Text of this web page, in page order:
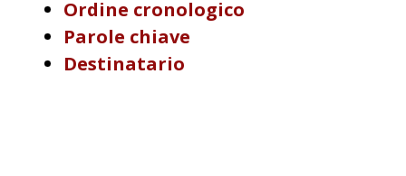
Ordine cronologico
Parole chiave
Destinatario